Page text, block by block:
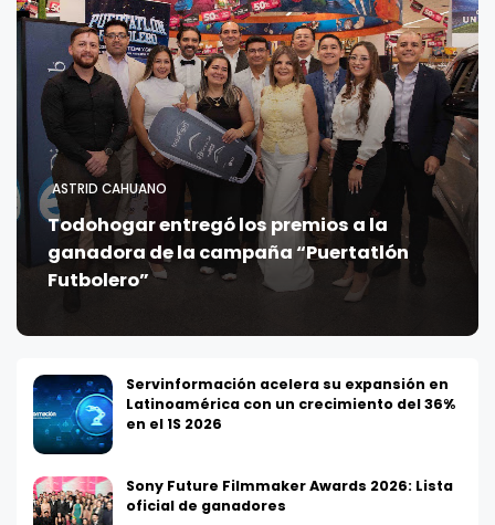
ASTRID CAHUANO
Todohogar entregó los premios a la
ganadora de la campaña “Puertatlón
Futbolero”
Servinformación acelera su expansión en
Latinoamérica con un crecimiento del 36%
en el 1S 2026
Sony Future Filmmaker Awards 2026: Lista
oficial de ganadores